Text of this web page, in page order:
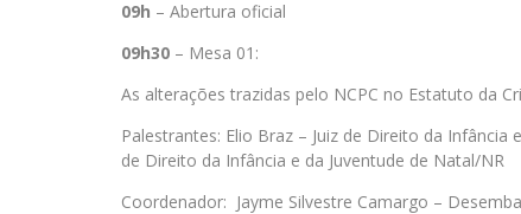
09h – Abertura oficial
09h30 – Mesa 01:
As alterações trazidas pelo NCPC no Estatuto da
Palestrantes: Elio Braz – Juiz de Direito da
de Direito da Infância e da Juventude de Natal/NR
Coordenador: Jayme Silvestre Camargo –